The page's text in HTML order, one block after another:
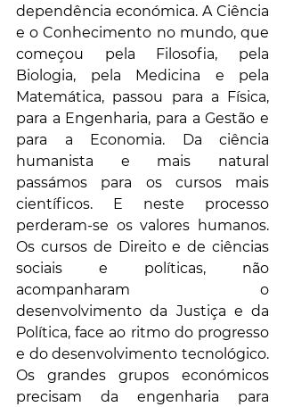
dependência económica. A Ciência
e o Conhecimento no mundo, que
começou pela Filosofia, pela
Biologia, pela Medicina e pela
Matemática, passou para a Física,
para a Engenharia, para a Gestão e
para a Economia. Da ciência
humanista e mais natural
passámos para os cursos mais
científicos. E neste processo
perderam-se os valores humanos.
Os cursos de Direito e de ciências
sociais e políticas, não
acompanharam o
desenvolvimento da Justiça e da
Política, face ao ritmo do progresso
e do desenvolvimento tecnológico.
Os grandes grupos económicos
precisam da engenharia para